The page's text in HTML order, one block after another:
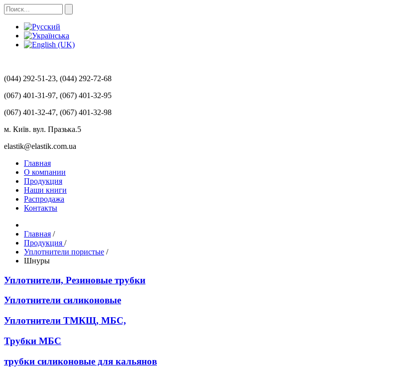
(044) 292-51-23, (044) 292-72-68
(067) 401-31-97, (067) 401-32-95
(067) 401-32-47, (067) 401-32-98
м. Київ. вул. Празька.5
elastik@elastik.com.ua
Главная
О компании
Продукция
Наши книги
Распродажа
Контакты
Главная /
Продукция /
Уплотнители пористые /
Шнуры
Уплотнители, Резиновые трубки
Уплотнители силиконовые
Уплотнители ТМКЩ, МБС,
Трубки МБС
трубки силиконовые для кальянов